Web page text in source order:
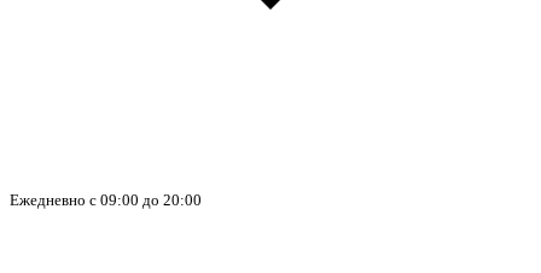
Ежедневно с 09:00 до 20:00